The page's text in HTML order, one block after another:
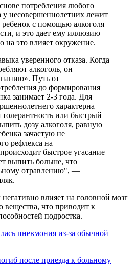
потребления любого
у несовершеннолетних лежит
с помощью алкоголя
и это дает ему иллюзию
на это влияет окружение.
уверенного отказа. Когда
алкоголь, он
Путь от
до формирования
занимает 2-3 года. Для
характерна
толерантность или быстрый
дозу алкоголя, равную
зачастую не
рефлекса на
быстрое угасание
выпить больше, что
отравлению", —
влияет на головной мозг
вещества, что приводит к
подростка.
пневмония из-за обычной
после приезда к больному